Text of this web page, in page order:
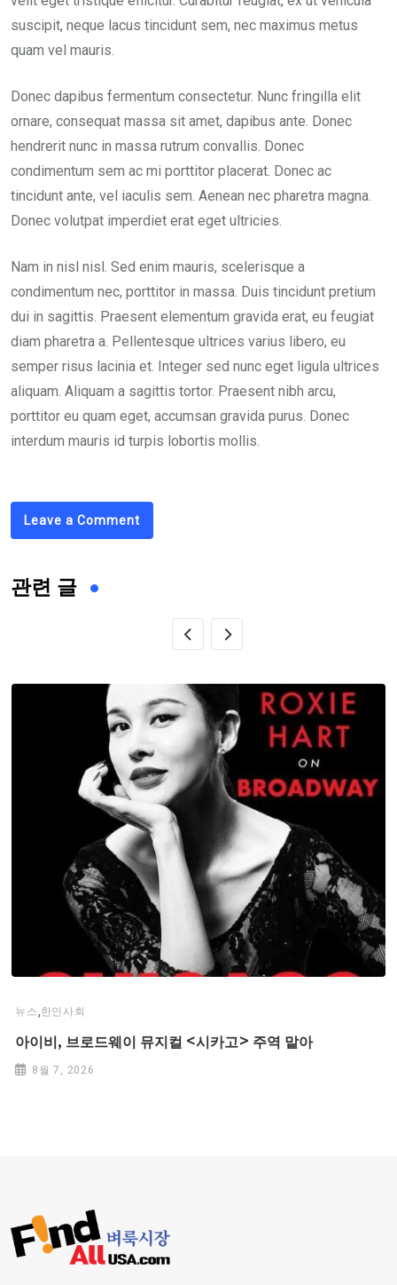
suscipit, neque lacus tincidunt sem, nec maximus metus
quam vel mauris.
Donec dapibus fermentum consectetur. Nunc fringilla elit
ornare, consequat massa sit amet, dapibus ante. Donec
hendrerit nunc in massa rutrum convallis. Donec
condimentum sem ac mi porttitor placerat. Donec ac
tincidunt ante, vel iaculis sem. Aenean nec pharetra magna.
Donec volutpat imperdiet erat eget ultricies.
Nam in nisl nisl. Sed enim mauris, scelerisque a
condimentum nec, porttitor in massa. Duis tincidunt pretium
dui in sagittis. Praesent elementum gravida erat, eu feugiat
diam pharetra a. Pellentesque ultrices varius libero, eu
semper risus lacinia et. Integer sed nunc eget ligula ultrices
aliquam. Aliquam a sagittis tortor. Praesent nibh arcu,
porttitor eu quam eget, accumsan gravida purus. Donec
interdum mauris id turpis lobortis mollis.
Leave a Comment
관련 글
뉴스,한인사회
아이비, 브로드웨이 뮤지컬 <시카고> 주역 맡아
8월 7, 2026